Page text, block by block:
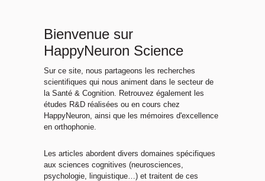
Bienvenue sur
HappyNeuron Science
Sur ce site, nous partageons les recherches
scientifiques qui nous animent dans le secteur de
la Santé & Cognition. Retrouvez également les
études R&D réalisées ou en cours chez
HappyNeuron, ainsi que les mémoires d'excellence
en orthophonie.
Les articles abordent divers domaines spécifiques
aux sciences cognitives (neurosciences,
psychologie, linguistique…) et traitent de ces